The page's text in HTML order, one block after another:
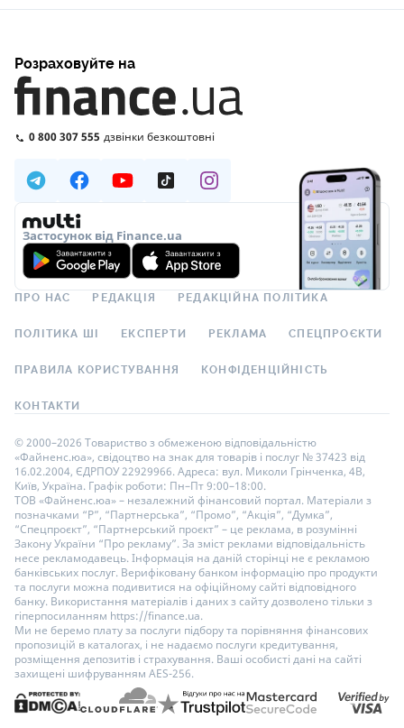
Розраховуйте на
0 800 307 555 дзвінки безкоштовні
Застосунок від Finance.ua
ПРО НАС РЕДАКЦІЯ РЕДАКЦІЙНА ПОЛІТИКА
ПОЛІТИКА ШІ ЕКСПЕРТИ РЕКЛАМА СПЕЦПРОЄКТИ
ПРАВИЛА КОРИСТУВАННЯ КОНФІДЕНЦІЙНІСТЬ
КОНТАКТИ
© 2000–2026 Товариство з обмеженою відповідальністю
«Файненс.юа», свідоцтво на знак для товарів і послуг № 37423 від
16.02.2004, ЄДРПОУ 22929966. Адреса: вул. Миколи Грінченка, 4В,
Київ, Україна. Графік роботи: Пн–Пт 9:00–18:00.
ТОВ «Файненс.юа» – незалежний фінансовий портал. Матеріали з
позначками “Р”, “Партнерська”, “Промо”, “Акція”, “Думка”,
“Спецпроєкт”, “Партнерський проєкт” – це реклама, в розумінні
Закону України “Про рекламу”. За зміст реклами відповідальність
несе рекламодавець. Інформація на даній сторінці не є рекламою
банківських послуг. Верифіковану банком інформацію про продукти
та послуги можна подивитися на офіційному сайті відповідного
банку. Використання матеріалів і даних з сайту дозволено тільки з
гіперпосиланням https://finance.ua.
Ми не беремо плату за послуги підбору та порівняння фінансових
пропозицій в каталогах, і не надаємо послуги кредитування,
розміщення депозитів і страхування. Ваші особисті дані на сайті
захищені шифруванням AES-256.